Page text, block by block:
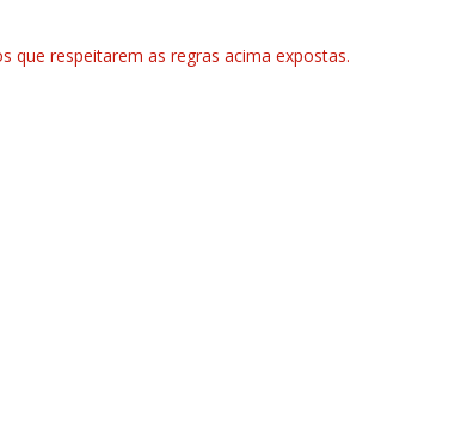
que respeitarem as regras acima expostas.